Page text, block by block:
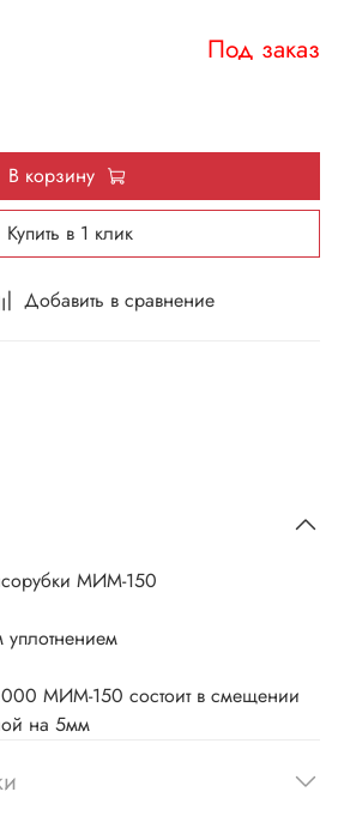
Добавить в сравнение
Под заказ
В корзину
Купить в 1 клик
МИМ-150
МИМ-150 состоит в смещении
на 5мм